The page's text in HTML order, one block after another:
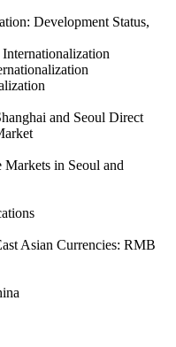
Development Status,
and Seoul Direct
in Seoul and
Asian Currencies: RMB